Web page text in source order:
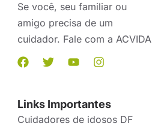
Se você, seu familiar ou
amigo precisa de um
cuidador. Fale com a ACVIDA
Links Importantes
Cuidadores de idosos DF